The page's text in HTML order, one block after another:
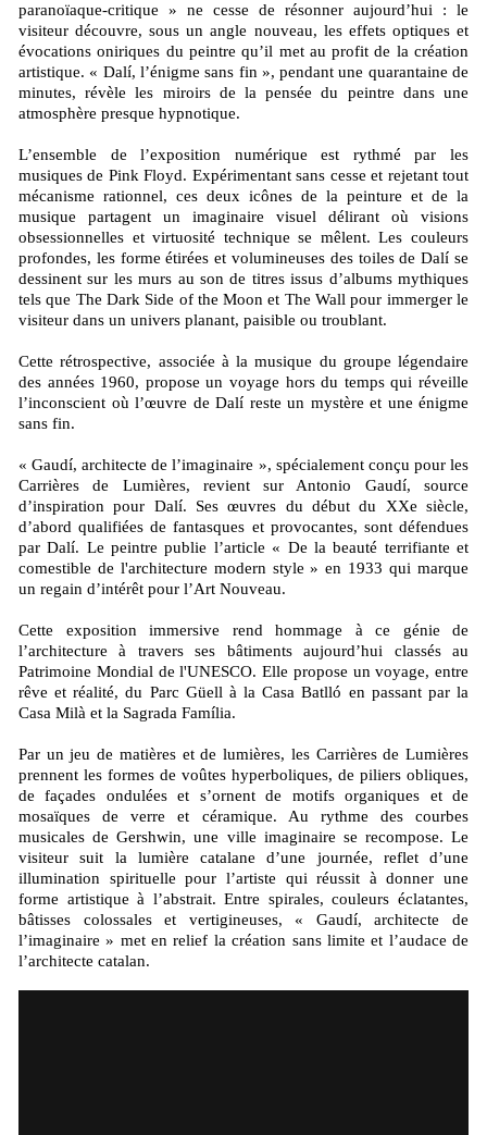
paranoïaque-critique » ne cesse de résonner aujourd’hui : le
visiteur découvre, sous un angle nouveau, les effets optiques et
évocations oniriques du peintre qu’il met au profit de la création
artistique. « Dalí, l’énigme sans fin », pendant une quarantaine de
minutes, révèle les miroirs de la pensée du peintre dans une
atmosphère presque hypnotique.
L’ensemble de l’exposition numérique est rythmé par les
musiques de Pink Floyd. Expérimentant sans cesse et rejetant tout
mécanisme rationnel, ces deux icônes de la peinture et de la
musique partagent un imaginaire visuel délirant où visions
obsessionnelles et virtuosité technique se mêlent. Les couleurs
profondes, les forme étirées et volumineuses des toiles de Dalí se
dessinent sur les murs au son de titres issus d’albums mythiques
tels que The Dark Side of the Moon et The Wall pour immerger le
visiteur dans un univers planant, paisible ou troublant.
Cette rétrospective, associée à la musique du groupe légendaire
des années 1960, propose un voyage hors du temps qui réveille
l’inconscient où l’œuvre de Dalí reste un mystère et une énigme
sans fin.
« Gaudí, architecte de l’imaginaire », spécialement conçu pour les
Carrières de Lumières, revient sur Antonio Gaudí, source
d’inspiration pour Dalí. Ses œuvres du début du XXe siècle,
d’abord qualifiées de fantasques et provocantes, sont défendues
par Dalí. Le peintre publie l’article « De la beauté terrifiante et
comestible de l'architecture modern style » en 1933 qui marque
un regain d’intérêt pour l’Art Nouveau.
Cette exposition immersive rend hommage à ce génie de
l’architecture à travers ses bâtiments aujourd’hui classés au
Patrimoine Mondial de l'UNESCO. Elle propose un voyage, entre
rêve et réalité, du Parc Güell à la Casa Batlló en passant par la
Casa Milà et la Sagrada Família.
Par un jeu de matières et de lumières, les Carrières de Lumières
prennent les formes de voûtes hyperboliques, de piliers obliques,
de façades ondulées et s’ornent de motifs organiques et de
mosaïques de verre et céramique. Au rythme des courbes
musicales de Gershwin, une ville imaginaire se recompose. Le
visiteur suit la lumière catalane d’une journée, reflet d’une
illumination spirituelle pour l’artiste qui réussit à donner une
forme artistique à l’abstrait. Entre spirales, couleurs éclatantes,
bâtisses colossales et vertigineuses, « Gaudí, architecte de
l’imaginaire » met en relief la création sans limite et l’audace de
l’architecte catalan.